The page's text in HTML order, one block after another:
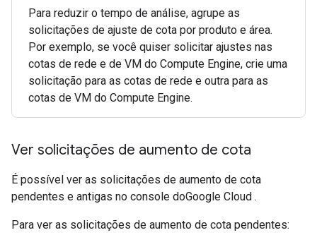
Para reduzir o tempo de análise, agrupe as
solicitações de ajuste de cota por produto e área.
Por exemplo, se você quiser solicitar ajustes nas
cotas de rede e de VM do Compute Engine, crie uma
solicitação para as cotas de rede e outra para as
cotas de VM do Compute Engine.
Ver solicitações de aumento de cota
É possível ver as solicitações de aumento de cota
pendentes e antigas no console doGoogle Cloud .
Para ver as solicitações de aumento de cota pendentes: